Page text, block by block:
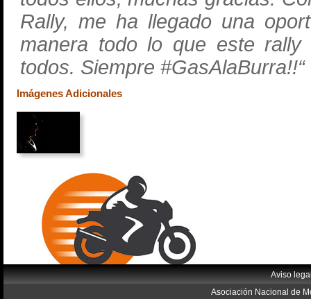
Rally, me ha llegado una
manera todo lo que este
todos. Siempre #GasAlaBurra!!“
Imágenes Adicionales
Aviso
Asociación Nacional de